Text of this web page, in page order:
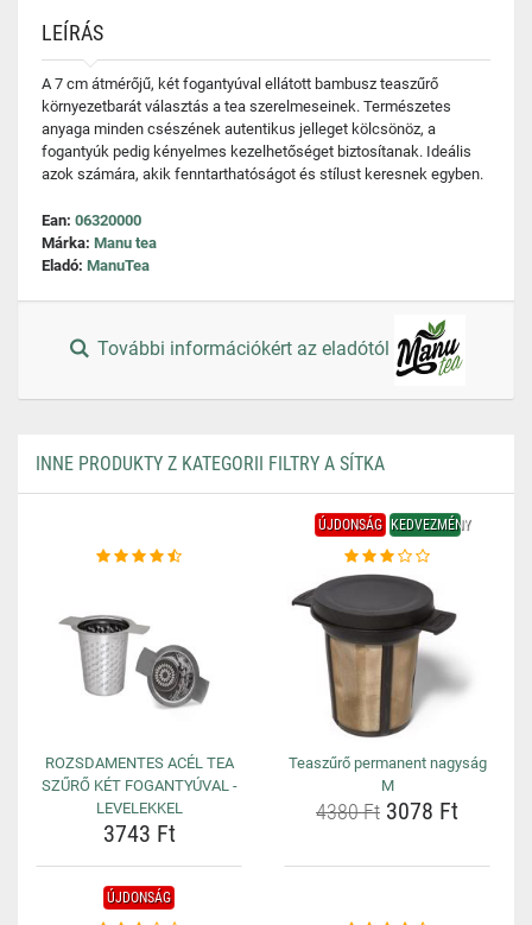
LEÍRÁS
A 7 cm átmérőjű, két fogantyúval ellátott bambusz teaszűrő
környezetbarát választás a tea szerelmeseinek. Természetes
anyaga minden csészének autentikus jelleget kölcsönöz, a
fogantyúk pedig kényelmes kezelhetőséget biztosítanak. Ideális
azok számára, akik fenntarthatóságot és stílust keresnek egyben.
Ean: 06320000
Márka: Manu tea
Eladó: ManuTea
További információkért az eladótól
INNE PRODUKTY Z KATEGORII FILTRY A SÍTKA
ROZSDAMENTES ACÉL TEA
SZŰRŐ KÉT FOGANTYÚVAL -
LEVELEKKEL
3743 Ft
ÚJDONSÁG KEDVEZMÉNY
Teaszűrő permanent nagyság
M
4380 Ft 3078 Ft
ÚJDONSÁG